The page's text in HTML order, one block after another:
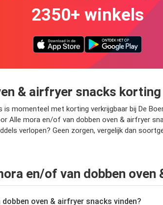
2350+ winkels
& airfryer snacks
momenteel met korting verkrijgbaar bij De
Alle mora en/of van dobben oven & airfryer
verlopen? Geen zorgen, vergelijk dan
en/of van dobben oven
oven & airfryer snacks vinden?